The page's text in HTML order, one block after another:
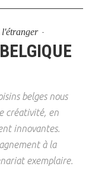
l'étranger
belges nous
créativité, en
innovantes.
à la
exemplaire.